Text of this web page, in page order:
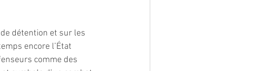
détention et sur les
encore l’État
comme des